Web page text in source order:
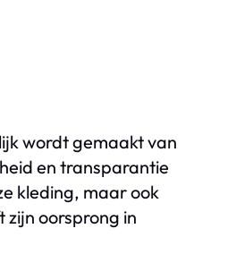
wordt gemaakt van
en transparantie
kleding, maar ook
oorsprong in